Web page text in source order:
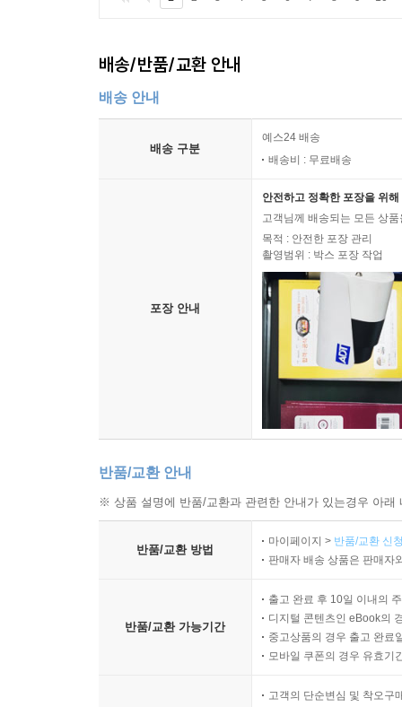
배송/반품/교환 안내
배송 안내
배송 구분
예스24 배송
배송비 : 무료배송
포장 안내
안전하고 정확한 포장을 위
고객님께 배송되는 모든 상
목적 : 안전한 포장 관리
촬영범위 : 박스 포장 작업
반품/교환 안내
※ 상품 설명에 반품/교환과 관련한 안내가 있는경우 아
반품/교환 방법
마이페이지 > 반품/교환 신
판매자 배송 상품은 판매자
반품/교환 가능기간
출고 완료 후 10일 이내의
디지털 콘텐츠인 eBook의
중고상품의 경우 출고 완료
모바일 쿠폰의 경우 유효기
고객의 단순변심 및 착오구